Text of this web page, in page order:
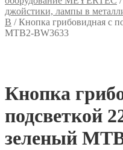
джойстики, лампы в
B /Кнопка грибовидная с
MTB2-BW3633
Кнопка
подсветкой
зеленый